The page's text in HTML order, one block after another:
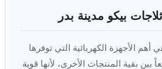
بيكو مدينة بدر
أهم الأجهزة الكهربائية التي توفرها
بين بقية المنتجات الأخرى، لأنها قوية